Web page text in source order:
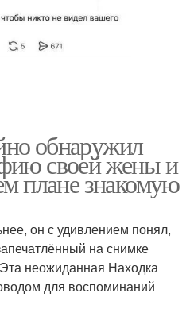
обнаружил
своей жены и
плане знакомую
он с удивлением понял,
на снимке
неожиданная Находка
для воспоминаний